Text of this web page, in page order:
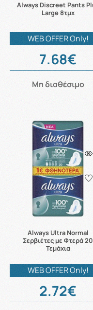
Always Discreet Pants
Large 8τμχ
WEB OFFER Only!
7.68€
Μη διαθέσιμο
Always Ultra Normal
Σερβιέτες με Φτερά 20
Τεμάχια
WEB OFFER Only!
2.72€